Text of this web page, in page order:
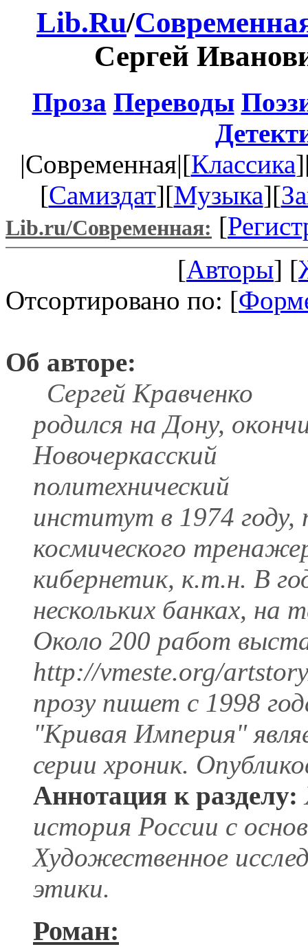
Lib.Ru/
Сергей
Проза Переводы
|Современная|[Классика
[Самиздат][Музыка][
Lib.ru/Современная: [
[Авторы] [
Отсортировано по: [
Об авторе:
Сергей Кравченко
родился на Дону,
Новочеркасский
политехнический
институт в 1974
космического
кибернетик, к.т.н. В
нескольких банках, на
Около 200 работ
http://vmeste.org/
прозу пишет с 1998
"Кривая Империя"
серии хроник.
Аннотация к разделу:
история России с
Художественное
этики.
Роман: